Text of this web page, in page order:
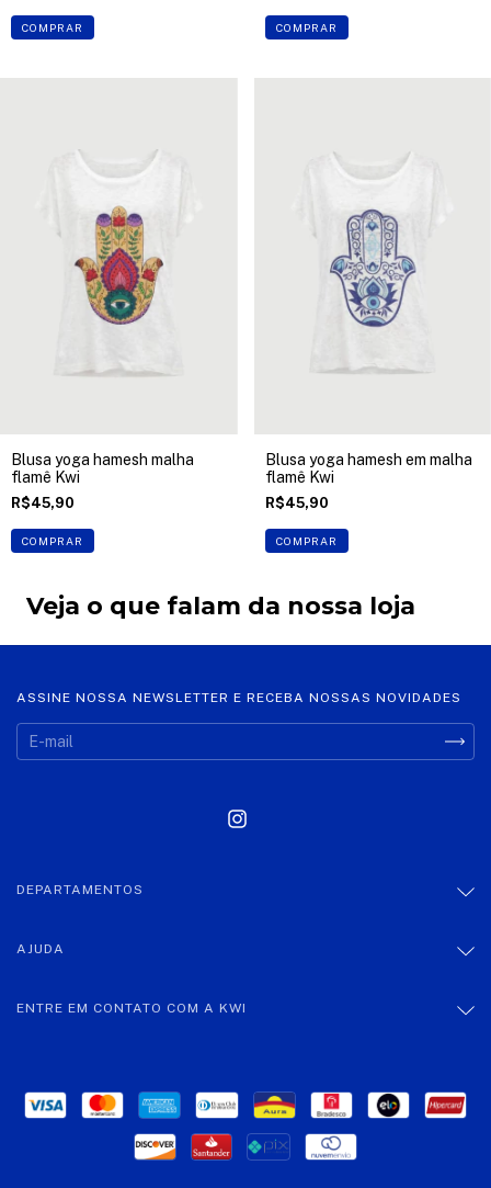
COMPRAR COMPRAR
Blusa yoga hamesh malha
flamê Kwi
R$45,90
COMPRAR
Blusa yoga hamesh em malha
flamê Kwi
R$45,90
COMPRAR
Veja o que falam da nossa loja
ASSINE NOSSA NEWSLETTER E RECEBA NOSSAS NOVIDADES
DEPARTAMENTOS
AJUDA
ENTRE EM CONTATO COM A KWI